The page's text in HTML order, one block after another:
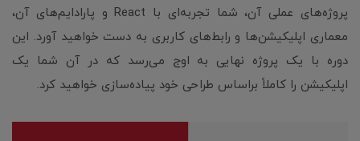
پروژه‌های عملی آن، شما تجربه‌ای با React و پارادایم‌های آن،
معماری اپلیکیشن‌ها و رابط‌های کاربری به دست خواهید آورد. این
دوره با یک پروژه نهایی به اوج می‌رسد که در آن شما یک
اپلیکیشن را کاملاً براساس طراحی خود پیاده‌سازی خواهید کرد.